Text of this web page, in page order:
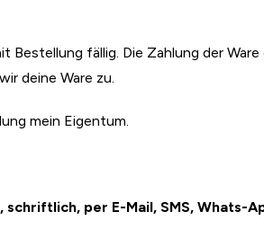
Bestellung fällig. Die Zahlung der
deine Ware zu.
mein Eigentum.
schriftlich, per E-Mail, SMS,